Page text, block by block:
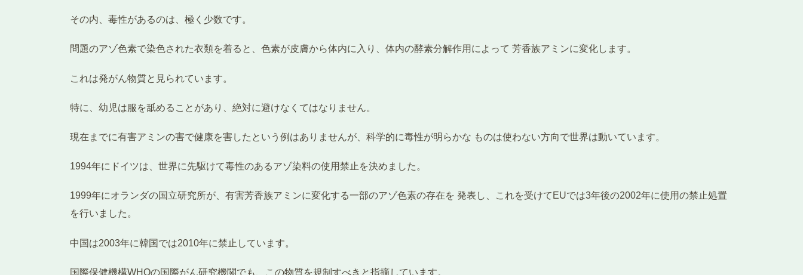
その内、毒性があるのは、極く少数です。
問題のアゾ色素で染色された衣類を着ると、色素が皮膚から体内に入り、体内の酵素分解作用によって 芳香族アミンに変化します。
これは発がん物質と見られています。
特に、幼児は服を舐めることがあり、絶対に避けなくてはなりません。
現在までに有害アミンの害で健康を害したという例はありませんが、科学的に毒性が明らかな ものは使わない方向で世界は動いています。
1994年にドイツは、世界に先駆けて毒性のあるアゾ染料の使用禁止を決めました。
1999年にオランダの国立研究所が、有害芳香族アミンに変化する一部のアゾ色素の存在を 発表し、これを受けてEUでは3年後の2002年に使用の禁止処置
を行いました。
中国は2003年に韓国では2010年に禁止しています。
国際保健機構WHOの国際がん研究機関でも、この物質を規制すべきと指摘しています。